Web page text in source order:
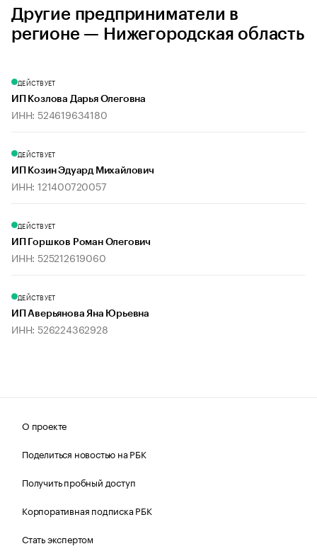
Другие предприниматели в
регионе — Нижегородская область
ДЕЙСТВУЕТ
ИП Козлова Дарья Олеговна
ИНН: 524619634180
ДЕЙСТВУЕТ
ИП Козин Эдуард Михайлович
ИНН: 121400720057
ДЕЙСТВУЕТ
ИП Горшков Роман Олегович
ИНН: 525212619060
ДЕЙСТВУЕТ
ИП Аверьянова Яна Юрьевна
ИНН: 526224362928
О проекте
Поделиться новостью на РБК
Получить пробный доступ
Корпоративная подписка РБК
Стать экспертом